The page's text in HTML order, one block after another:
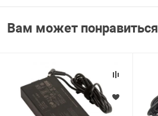
Вам может понравиться